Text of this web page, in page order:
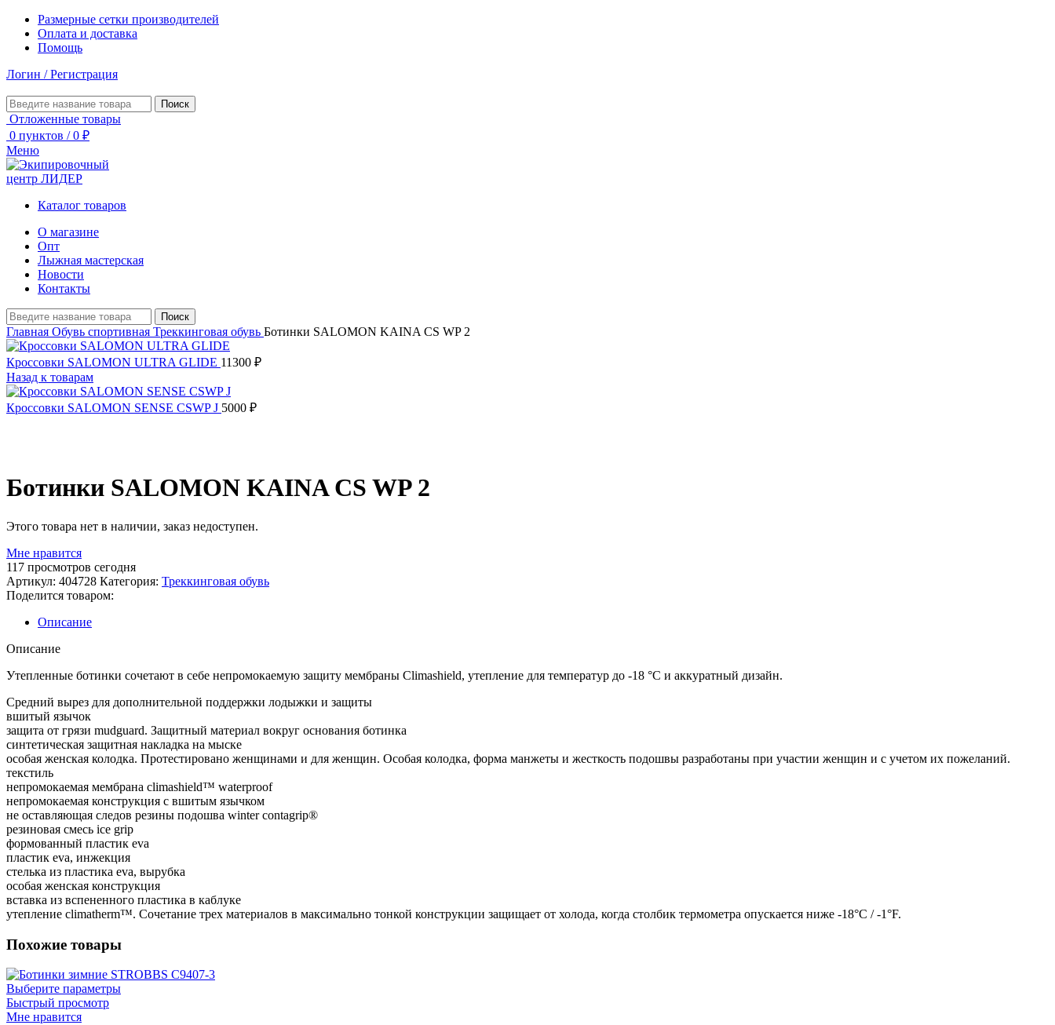
Размерные сетки производителей
Оплата и доставка
Помощь
Логин / Регистрация
Поиск
Отложенные товары
0 пунктов / 0 ₽
Меню
Каталог товаров
О магазине
Опт
Лыжная мастерская
Новости
Контакты
Поиск
Главная Обувь спортивная Треккинговая обувь Ботинки SALOMON KAINA CS WP 2
Кроссовки SALOMON ULTRA GLIDE 11300 ₽
Назад к товарам
Кроссовки SALOMON SENSE CSWP J 5000 ₽
Ботинки SALOMON KAINA CS WP 2
Этого товара нет в наличии, заказ недоступен.
Мне нравится
117 просмотров сегодня
Артикул: 404728 Категория: Треккинговая обувь
Поделится товаром:
Описание
Описание
Утепленные ботинки сочетают в себе непромокаемую защиту мембраны Climashield, утепление для температур до -18 °C и аккуратный дизайн.
Средний вырез для дополнительной поддержки лодыжки и защиты
вшитый язычок
защита от грязи mudguard. Защитный материал вокруг основания ботинка
синтетическая защитная накладка на мыске
особая женская колодка. Протестировано женщинами и для женщин. Особая колодка, форма манжеты и жесткость подошвы разработаны при участии женщин и с учетом их пожеланий.
текстиль
непромокаемая мембрана climashield™ waterproof
непромокаемая конструкция с вшитым язычком
не оставляющая следов резины подошва winter contagrip®
резиновая смесь ice grip
формованный пластик eva
пластик eva, инжекция
стелька из пластика eva, вырубка
особая женская конструкция
вставка из вспененного пластика в каблуке
утепление climatherm™. Сочетание трех материалов в максимально тонкой конструкции защищает от холода, когда столбик термометра опускается ниже -18°C / -1°F.
Похожие товары
Выберите параметры
Быстрый просмотр
Мне нравится